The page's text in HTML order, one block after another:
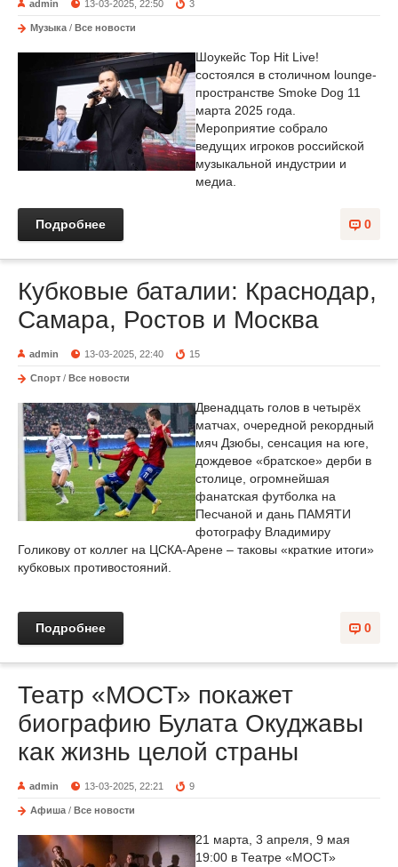
admin 13-03-2025, 22:50 3
Музыка / Все новости
Шоукейс Top Hit Live!
состоялся в столичном lounge-
пространстве Smoke Dog 11
марта 2025 года.
Мероприятие собрало
ведущих игроков российской
музыкальной индустрии и
медиа.
0
Подробнее
Кубковые баталии: Краснодар,
Самара, Ростов и Москва
admin 13-03-2025, 22:40 15
Спорт / Все новости
Двенадцать голов в четырёх
матчах, очередной рекордный
мяч Дзюбы, сенсация на юге,
дождевое «братское» дерби в
столице, огромнейшая
фанатская футболка на
Песчаной и дань ПАМЯТИ
фотографу Владимиру
Голикову от коллег на ЦСКА-Арене – таковы «краткие итоги»
кубковых противостояний.
0
Подробнее
Театр «МОСТ» покажет
биографию Булата Окуджавы
как жизнь целой страны
admin 13-03-2025, 22:21 9
Афиша / Все новости
21 марта, 3 апреля, 9 мая
19:00 в Театре «МОСТ»